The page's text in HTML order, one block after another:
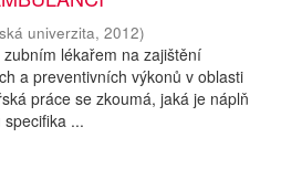
univerzita, 2012)
lékařem na zajištění
a preventivních výkonů v oblasti
práce se zkoumá, jaká je náplň
...